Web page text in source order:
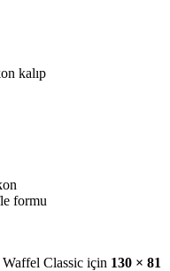
kalıp
formu
Waffel Classic için 130 × 81